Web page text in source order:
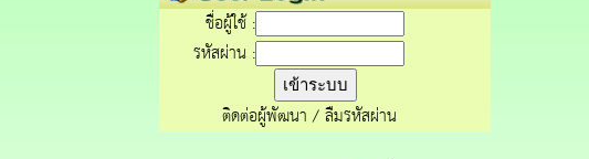
ชื่อผู้ใช้ :
รหัสผ่าน :
ติดต่อผู้พัฒนา/ลืมรหัสผ่าน